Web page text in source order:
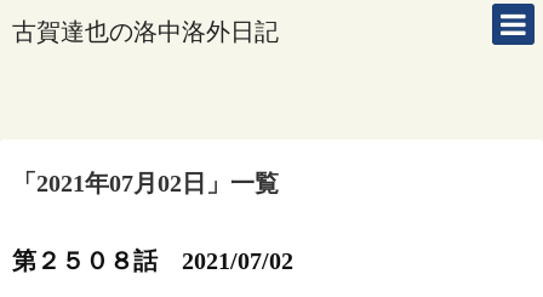
古賀達也の洛中洛外日記
「 2021年07月02日 」 一覧
第２５０８話 2021/07/02